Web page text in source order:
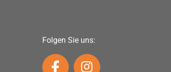
Folgen Sie uns: